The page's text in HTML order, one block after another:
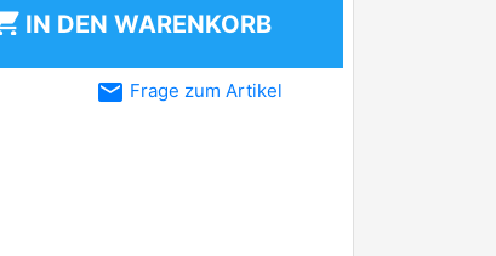
IN DEN WARENKORB
email Frage zum Artikel